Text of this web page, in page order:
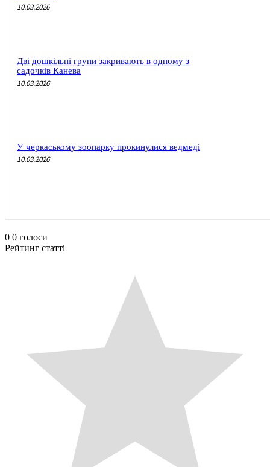
10.03.2026
Дві дошкільні групи закривають в одному з
садочків Канева
10.03.2026
У черкаському зоопарку прокинулися ведмеді
10.03.2026
0 0 голоси
Рейтинг статті